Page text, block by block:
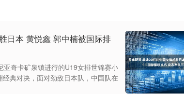
日本 黄悦鑫 郭中楠被国际排
奇卡矿泉镇进行的U19女排世锦赛小
典对决，面对劲敌日本队，中国队在